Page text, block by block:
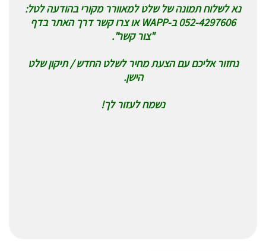
נא לשלוח תמונה של שלט למאוורר מקורי בהודעה לטל:
052-4297606 ב-WAPP או צרו קשר דרך האתר בדף
"צור קשר".
נחזור אליכם עם הצעת מחיר לשלט החדש / תיקון שלט
הישן.
נשמח לעזור לך!